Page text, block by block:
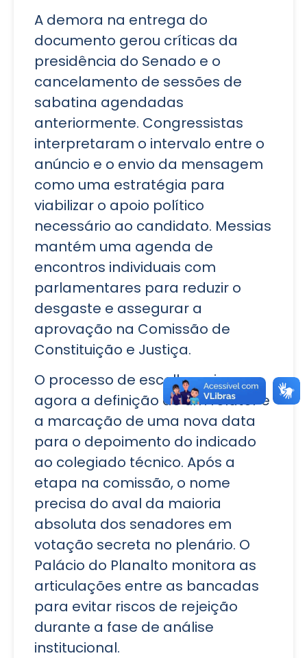
A demora na entrega do
documento gerou críticas da
presidência do Senado e o
cancelamento de sessões de
sabatina agendadas
anteriormente. Congressistas
interpretaram o intervalo entre o
anúncio e o envio da mensagem
como uma estratégia para
viabilizar o apoio político
necessário ao candidato. Messias
mantém uma agenda de
encontros individuais com
parlamentares para reduzir o
desgaste e assegurar a
aprovação na Comissão de
Constituição e Justiça.
O processo de escolha exige
agora a definição de um relator e
a marcação de uma nova data
para o depoimento do indicado
ao colegiado técnico. Após a
etapa na comissão, o nome
precisa do aval da maioria
absoluta dos senadores em
votação secreta no plenário. O
Palácio do Planalto monitora as
articulações entre as bancadas
para evitar riscos de rejeição
durante a fase de análise
institucional.